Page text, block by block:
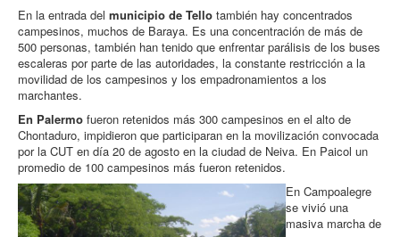
En la entrada del municipio de Tello también hay concentrados
campesinos, muchos de Baraya. Es una concentración de más de
500 personas, también han tenido que enfrentar parálisis de los buses
escaleras por parte de las autoridades, la constante restricción a la
movilidad de los campesinos y los empadronamientos a los
marchantes.
En Palermo fueron retenidos más 300 campesinos en el alto de
Chontaduro, impidieron que participaran en la movilización convocada
por la CUT en día 20 de agosto en la ciudad de Neiva. En Paicol un
promedio de 100 campesinos más fueron retenidos.
En Campoalegre
se vivió una
masiva marcha de